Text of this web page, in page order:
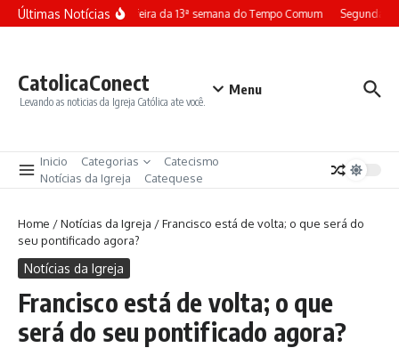
Ir para o conteúdo
Últimas NotíciasTerça-feira da 13ª semana do Tempo Comum Segunda-
CatolicaConect
Levando as noticias da Igreja Católica ate você.
Menu
Inicio Categorias
Catecismo
Notícias da Igreja
Catequese
Home /Notícias da Igreja /Francisco está de volta; o que será do
seu pontificado agora?
Notícias da Igreja
Francisco está de volta; o que
será do seu pontificado agora?